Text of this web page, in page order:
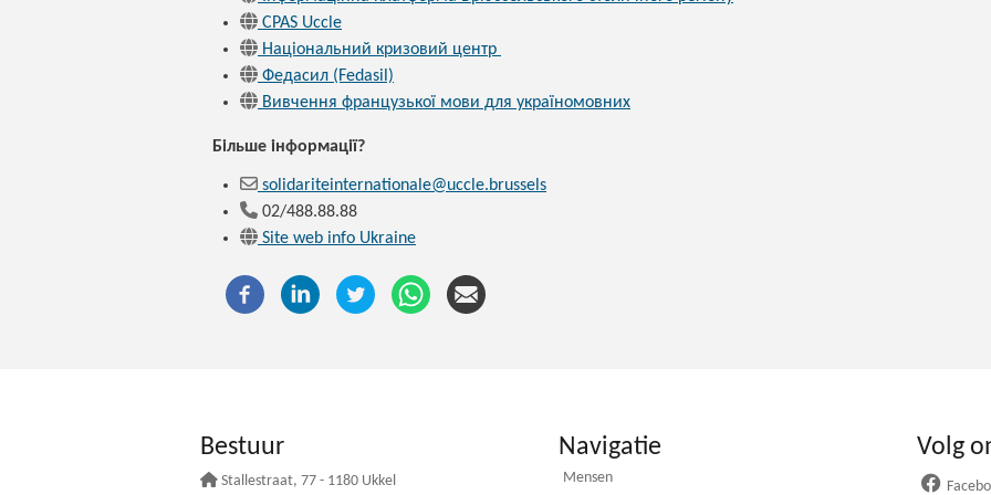
CPAS Uccle
Національний кризовий центр
Федасил (Fedasil)
Вивчення французької мови для україномовних
Більше інформації?
solidariteinternationale@uccle.brussels
02/488.88.88
Site web info Ukraine
Bestuur
Stallestraat, 77 - 1180 Ukkel
Navigatie
Mensen
Volg